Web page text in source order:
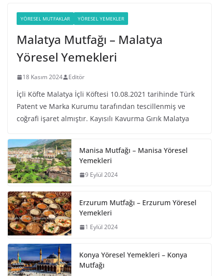
YÖRESEL MUTFAKLAR YÖRESEL YEMEKLER
Malatya Mutfağı – Malatya
Yöresel Yemekleri
18 Kasım 2024 Editör
İçli Köfte Malatya İçli Köftesi 10.08.2021 tarihinde Türk
Patent ve Marka Kurumu tarafından tescillenmiş ve
coğrafi işaret almıştır. Kayısılı Kavurma Gırık Malatya
Manisa Mutfağı – Manisa Yöresel
Yemekleri
9 Eylül 2024
Erzurum Mutfağı – Erzurum Yöresel
Yemekleri
1 Eylül 2024
Konya Yöresel Yemekleri – Konya
Mutfağı